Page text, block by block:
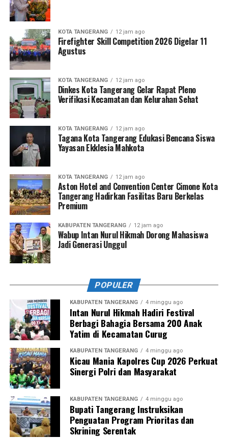
KOTA TANGERANG 12 jam ago
Firefighter Skill Competition 2026 Digelar 11
Agustus
KOTA TANGERANG 12 jam ago
Dinkes Kota Tangerang Gelar Rapat Pleno
Verifikasi Kecamatan dan Kelurahan Sehat
KOTA TANGERANG 12 jam ago
Tagana Kota Tangerang Edukasi Bencana Siswa
Yayasan Ekklesia Mahkota
KOTA TANGERANG 12 jam ago
Aston Hotel and Convention Center Cimone Kota
Tangerang Hadirkan Fasilitas Baru Berkelas
Premium
KABUPATEN TANGERANG 12 jam ago
Wabup Intan Nurul Hikmah Dorong Mahasiswa
Jadi Generasi Unggul
POPULER
KABUPATEN TANGERANG 4 minggu ago
Intan Nurul Hikmah Hadiri Festival
Berbagi Bahagia Bersama 200 Anak
Yatim di Kecamatan Curug
KABUPATEN TANGERANG 4 minggu ago
Kicau Mania Kapolres Cup 2026 Perkuat
Sinergi Polri dan Masyarakat
KABUPATEN TANGERANG 4 minggu ago
Bupati Tangerang Instruksikan
Penguatan Program Prioritas dan
Skrining Serentak